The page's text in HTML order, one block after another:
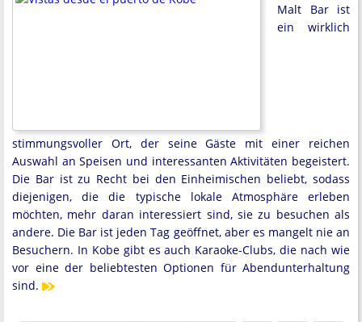
Malt Bar ist
ein wirklich
stimmungsvoller Ort, der seine Gäste mit einer reichen
Auswahl an Speisen und interessanten Aktivitäten begeistert.
Die Bar ist zu Recht bei den Einheimischen beliebt, sodass
diejenigen, die die typische lokale Atmosphäre erleben
möchten, mehr daran interessiert sind, sie zu besuchen als
andere. Die Bar ist jeden Tag geöffnet, aber es mangelt nie an
Besuchern. In Kobe gibt es auch Karaoke-Clubs, die nach wie
vor eine der beliebtesten Optionen für Abendunterhaltung
sind.